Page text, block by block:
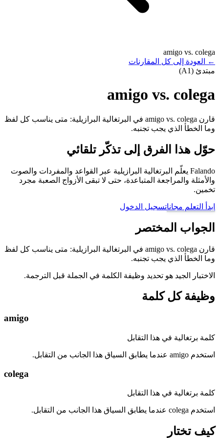
amigo vs. colega
←
العودة إلى كل المقارنات
مبتدئ (A1)
amigo vs. colega
قارن amigo vs. colega في البرتغالية البرازيلية: متى يناسب كل لفظ
وما الخطأ الذي يجب تجنبه.
حوّل هذا الفرق إلى تذكّر تلقائي
Falando يعلّم البرتغالية البرازيلية عبر القواعد والمفردات والصوت
والأمثلة والمراجعة المتباعدة، حتى لا تبقى الأزواج الصعبة مجرد
تخمين.
ابدأ التعلم مجاناتسجيل الدخول
الجواب المختصر
قارن amigo vs. colega في البرتغالية البرازيلية: متى يناسب كل لفظ
وما الخطأ الذي يجب تجنبه.
الاختبار الجيد هو تحديد وظيفة الكلمة في الجملة قبل الترجمة.
وظيفة كل كلمة
amigo
كلمة برتغالية في هذا التقابل
استخدم amigo عندما يطابق السياق هذا الجانب من التقابل.
colega
كلمة برتغالية في هذا التقابل
استخدم colega عندما يطابق السياق هذا الجانب من التقابل.
كيف تختار